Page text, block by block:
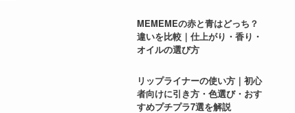
MEMEMEの赤と青はどっち？
違いを比較｜仕上がり・香り・
オイルの選び方
リップライナーの使い方｜初心
者向けに引き方・色選び・おす
すめプチプラ7選を解説